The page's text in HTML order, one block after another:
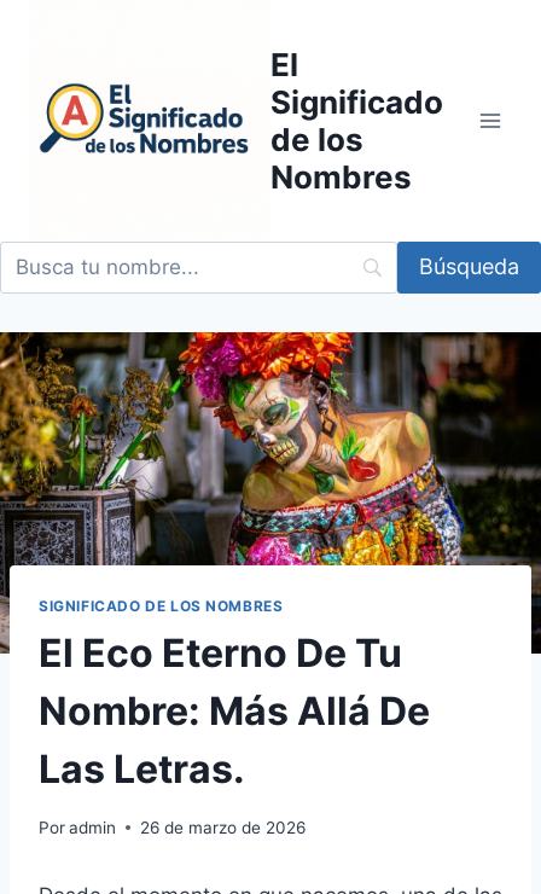
contenido
El
Significado
de los
Nombres
SIGNIFICADO DE LOS NOMBRES
El Eco Eterno De Tu
Nombre: Más Allá De
Las Letras.
Poradmin 26 de marzo de 2026